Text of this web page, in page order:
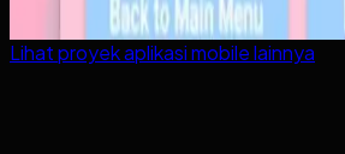
Lihat proyekaplikasi mobilelainnya